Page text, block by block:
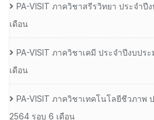
PA-VISIT ภาควิชาสรีรวิทยา ประจำ
เดือน
PA-VISIT ภาควิชาเคมี ประจำปีงบปร
เดือน
PA-VISIT ภาควิชาเทคโนโลยีชีวภาพ
2564 รอบ 6 เดือน